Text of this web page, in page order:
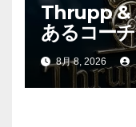
Thrupp &
あるコー
新時代へ
8月 8, 2026